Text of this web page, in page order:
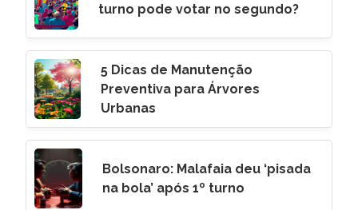
turno pode votar no segundo?
5 Dicas de Manutenção
Preventiva para Árvores
Urbanas
Bolsonaro: Malafaia deu ‘pisada
na bola’ após 1º turno